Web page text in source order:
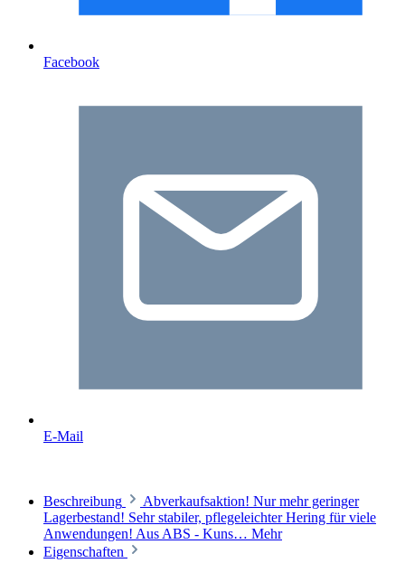
Facebook
E-Mail
Beschreibung
Abverkaufsaktion! Nur mehr geringer
Lagerbestand! Sehr stabiler, pflegeleichter Hering für viele
Anwendungen! Aus ABS - Kuns… Mehr
Eigenschaften